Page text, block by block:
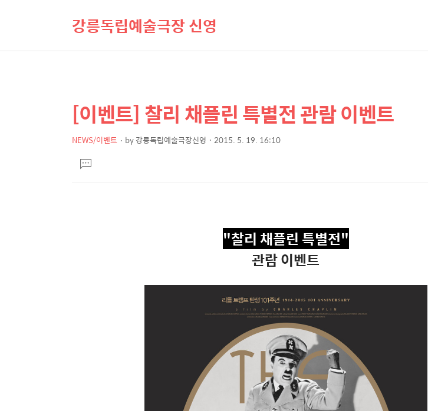
강릉독립예술극장 신영
상
세
컨
텐
본
문
제
[이벤트] 찰리 채플린 특별전 관람 이벤트
NEWS/이벤트 by강릉독립예술극장신영 2015. 5. 19. 16:10
문댓
글
"찰리 채플린 특별전"
관람 이벤트